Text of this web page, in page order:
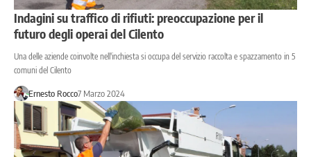
Indagini su traffico di rifiuti: preoccupazione per il
futuro degli operai del Cilento
Una delle aziende coinvolte nell'inchiesta si occupa del servizio raccolta e spazzamento in 5
comuni del Cilento
Ernesto Rocco7 Marzo 2024